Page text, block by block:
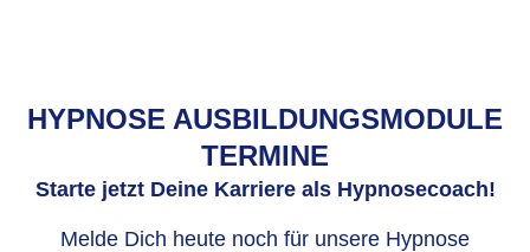
HYPNOSE AUSBILDUNGSMODULE
TERMINE
Starte jetzt Deine Karriere als Hypnosecoach!
Melde Dich heute noch für unsere Hypnose